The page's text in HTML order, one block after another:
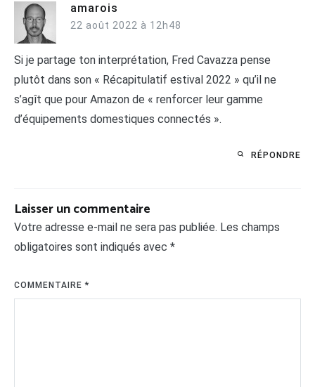
amarois
22 août 2022 à 12h48
Si je partage ton interprétation, Fred Cavazza pense
plutôt dans son « Récapitulatif estival 2022 » qu’il ne
s’agît que pour Amazon de « renforcer leur gamme
d’équipements domestiques connectés ».
RÉPONDRE
Laisser un commentaire
Votre adresse e-mail ne sera pas publiée. Les champs
obligatoires sont indiqués avec *
COMMENTAIRE*